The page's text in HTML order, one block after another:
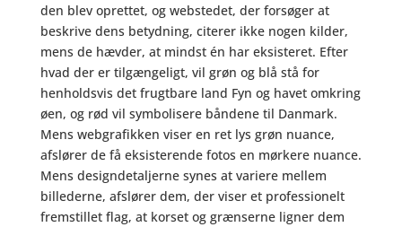
den blev oprettet, og webstedet, der forsøger at
beskrive dens betydning, citerer ikke nogen kilder,
mens de hævder, at mindst én har eksisteret. Efter
hvad der er tilgængeligt, vil grøn og blå stå for
henholdsvis det frugtbare land Fyn og havet omkring
øen, og rød vil symbolisere båndene til Danmark.
Mens webgrafikken viser en ret lys grøn nuance,
afslører de få eksisterende fotos en mørkere nuance.
Mens designdetaljerne synes at variere mellem
billederne, afslører dem, der viser et professionelt
fremstillet flag, at korset og grænserne ligner dem